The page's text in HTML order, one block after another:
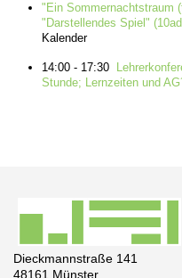
"Ein Sommernachtstraum
"Darstellendes Spiel"
Kalender
14:00 - 17:30
Stunde; Lernzeiten und
Dieckmannstraße 141
48161 Münster